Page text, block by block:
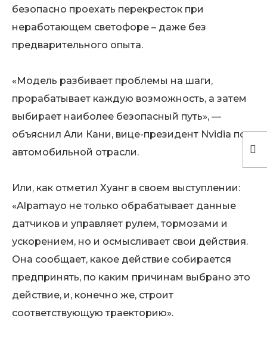
безопасно проехать перекресток при
неработающем светофоре – даже без
предварительного опыта.
«Модель разбивает проблемы на шаги,
прорабатывает каждую возможность, а затем
выбирает наиболее безопасный путь», —
объяснил Али Кани, вице-президент Nvidia по
автомобильной отрасли.
Или, как отметил Хуанг в своем выступлении:
«Alpamayo не только обрабатывает данные
датчиков и управляет рулем, тормозами и
ускорением, но и осмысливает свои действия.
Она сообщает, какое действие собирается
предпринять, по каким причинам выбрано это
действие, и, конечно же, строит
соответствующую траекторию».